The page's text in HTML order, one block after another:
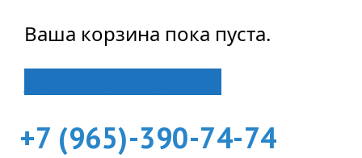
Ваша корзина пока пуста.
+7 (965)-390-74-74